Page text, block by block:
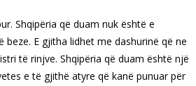
Shqipëria që duam nuk është e
E gjitha lidhet me dashurinë që ne
të rinjve. Shqipëria që duam është një
e të gjithë atyre që kanë punuar për